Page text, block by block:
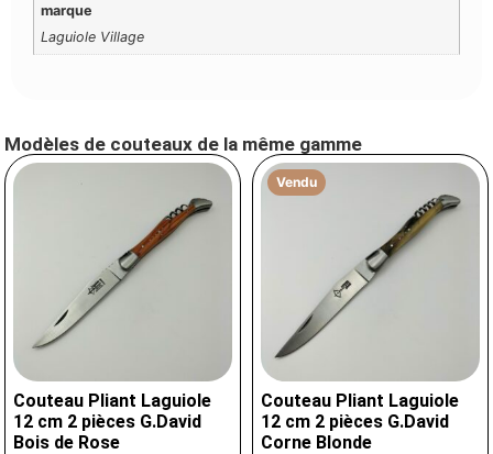
marque
Laguiole Village
Modèles de couteaux de la même gamme
Couteau Pliant Laguiole
12 cm 2 pièces G.David
Bois de Rose
Vendu
Couteau Pliant Laguiole
12 cm 2 pièces G.David
Corne Blonde